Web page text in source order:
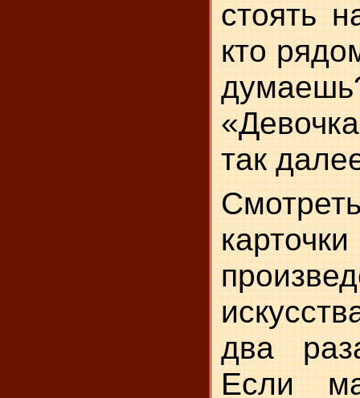
стоять
кто
так
два
Если